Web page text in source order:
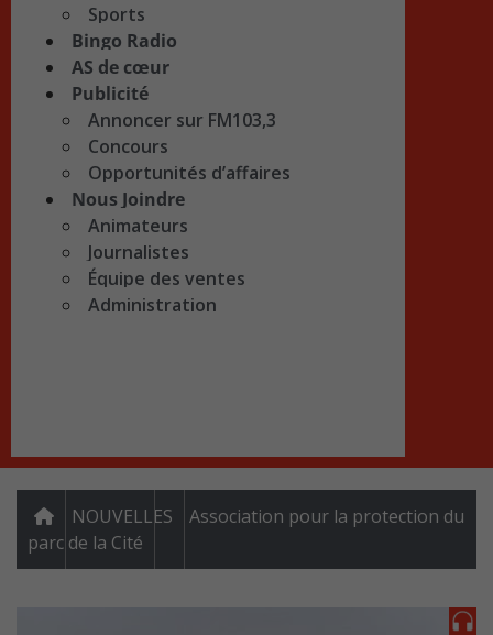
Sports
Bingo Radio
AS de cœur
Publicité
Annoncer sur FM103,3
Concours
Opportunités d’affaires
Nous Joindre
Animateurs
Journalistes
Équipe des ventes
Administration
NOUVELLES
Association pour la protection du
parc de la Cité